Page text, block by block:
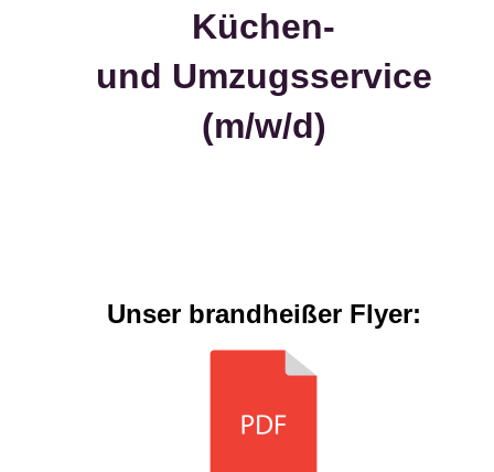
Küchen-
und Umzugsservice
(m/w/d)
Unser brandheißer Flyer: